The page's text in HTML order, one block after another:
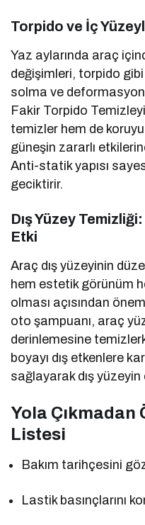
Torpido ve İç
Yaz aylarında araç
değişimleri, torpido
solma ve
Fakir Torpido
temizler hem de
güneşin zararlı
Anti-statik yapısı
geciktirir.
Dış Yüzey
Etki
Araç dış yüzeyinin
hem estetik görünüm
olması açısından
oto şampuanı, araç
derinlemesine
boyayı dış etkenlere
sağlayarak dış yüzeyin
Yola Çıkmadan
Listesi
Bakım tarihçesini
Lastik basınçlarını